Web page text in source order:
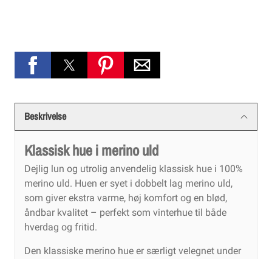
Beskrivelse
Klassisk hue i merino uld
Dejlig lun og utrolig anvendelig klassisk hue i 100%
merino uld. Huen er syet i dobbelt lag merino uld,
som giver ekstra varme, høj komfort og en blød,
åndbar kvalitet – perfekt som vinterhue til både
hverdag og fritid.
Den klassiske merino hue er særligt velegnet under